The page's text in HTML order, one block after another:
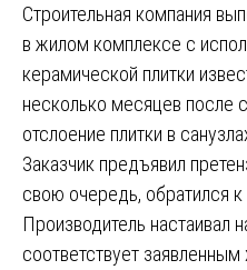
Строительная компания
в жилом комплексе с
керамической плитки
несколько месяцев после
отслоение плитки в
Заказчик предъявил
свою очередь, обратился к
Производитель настаивал
соответствует заявленным